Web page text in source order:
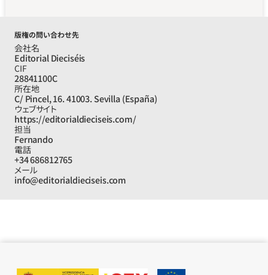
版権の問い合わせ先
会社名
Editorial Dieciséis
CIF
28841100C
所在地
C/ Pincel, 16. 41003. Sevilla (España)
ウェブサイト
https://editorialdieciseis.com/
担当
Fernando
電話
+34 686812765
メール
info@editorialdieciseis.com